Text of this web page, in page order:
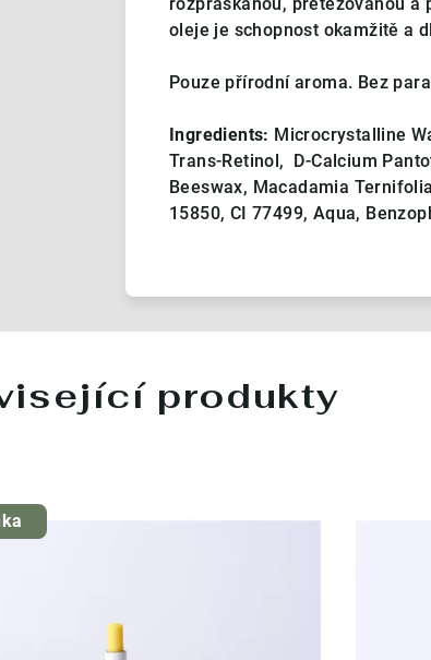
oleje je schopnost okamžitě a
Pouze přírodní aroma. Bez
Ingredients: Microcrystalline
Trans-Retinol, D-Calcium
Beeswax, Macadamia
15850, CI 77499, Aqua,
produkty